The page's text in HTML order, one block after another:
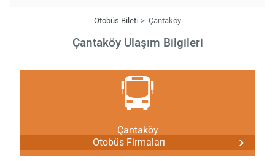
Otobüs Bileti Çantaköy
Çantaköy Ulaşım Bilgileri
Çantaköy
Otobüs Firmaları